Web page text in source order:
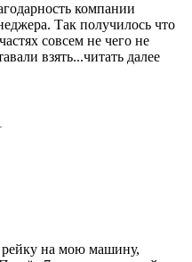
компании
Так получилось что
совсем не чего не
взять...читать далее
на мою машину,